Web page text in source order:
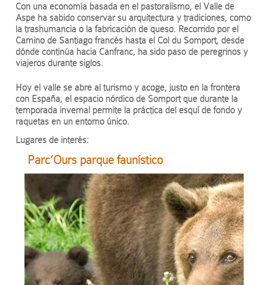
Con una economía basada en el pastoralismo, el Valle de
Aspe ha sabido conservar su arquitectura y tradiciones, como
la trashumancia o la fabricación de queso. Recorrido por el
Camino de Santiago francés hasta el Col du Somport, desde
dónde continúa hacia Canfranc, ha sido paso de peregrinos y
viajeros durante siglos.
Hoy el valle se abre al turismo y acoge, justo en la frontera
con España, el espacio nórdico de Somport que durante la
temporada invernal permite la práctica del esquí de fondo y
raquetas en un entorno único.
Lugares de interés:
Parc’Ours parque faunístico